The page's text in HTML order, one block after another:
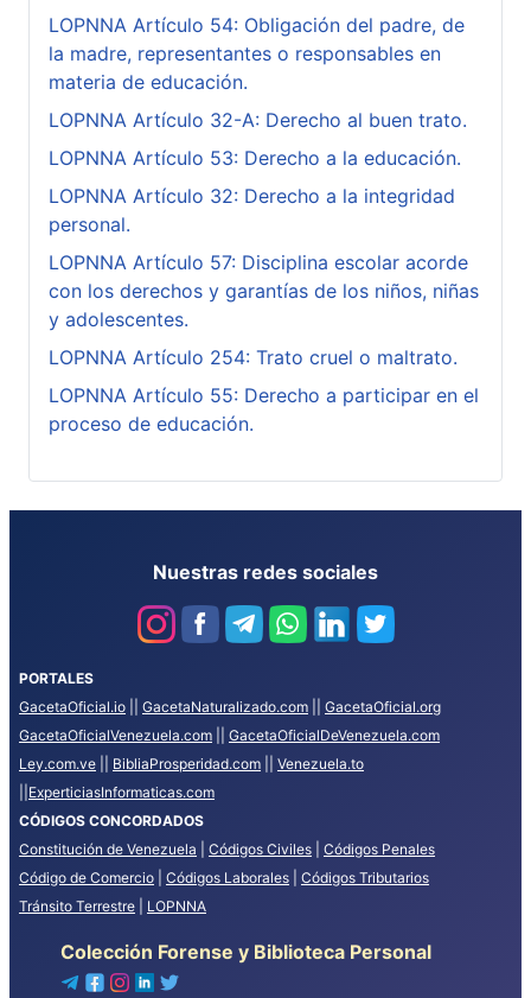
LOPNNA Artículo 54: Obligación del padre, de
la madre, representantes o responsables en
materia de educación.
LOPNNA Artículo 32-A: Derecho al buen trato.
LOPNNA Artículo 53: Derecho a la educación.
LOPNNA Artículo 32: Derecho a la integridad
personal.
LOPNNA Artículo 57: Disciplina escolar acorde
con los derechos y garantías de los niños, niñas
y adolescentes.
LOPNNA Artículo 254: Trato cruel o maltrato.
LOPNNA Artículo 55: Derecho a participar en el
proceso de educación.
Nuestras redes sociales
PORTALES
GacetaOficial.io
GacetaNaturalizado.com
GacetaOficial.org
GacetaOficialVenezuela.com
GacetaOficialDeVenezuela.com
Ley.com.ve
BibliaProsperidad.com
Venezuela.to
ExperticiasInformaticas.com
CÓDIGOS CONCORDADOS
Constitución de Venezuela
Códigos Civiles
Códigos Penales
Código de Comercio
Códigos Laborales
Códigos Tributarios
Tránsito Terrestre
LOPNNA
Colección Forense y Biblioteca Personal